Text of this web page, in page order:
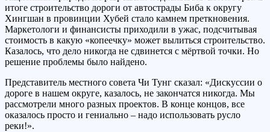
итоге строительство дороги от автострады Биба к округу
Хингшан в провинции Хубей стало камнем преткновения.
Маркетологи и финансисты приходили в ужас, подсчитывая
стоимость в какую «копеечку» может вылиться строительство.
Казалось, что дело никогда не сдвинется с мёртвой точки. Но
решение проблемы было найдено.
Представитель местного совета Чи Тунг сказал: «Дискуссии о
дороге в нашем округе, казалось, не закончатся никогда. Мы
рассмотрели много разных проектов. В конце концов, все
оказалось просто и гениально – надо использовать русло
реки!».